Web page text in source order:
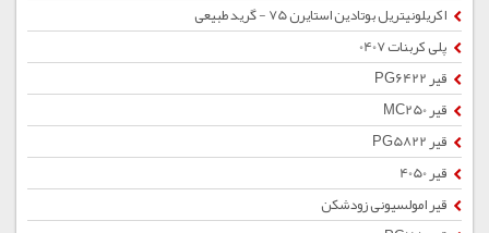
اکریلونیتریل بوتادین استایرن 75 - گرید طبیعی
پلی کربنات 0407
قیر PG6422
قیر MC250
قیر PG5822
قیر 4050
قیر امولسیونی زودشکن